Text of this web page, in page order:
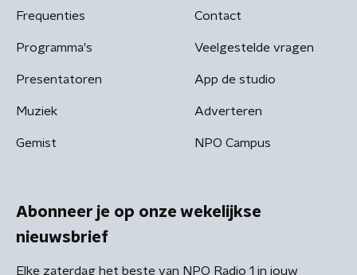
Frequenties
Programma's
Presentatoren
Muziek
Gemist
Contact
Veelgestelde vragen
App de studio
Adverteren
NPO Campus
Abonneer je op onze wekelijkse
nieuwsbrief
Elke zaterdag het beste van NPO Radio 1 in jouw